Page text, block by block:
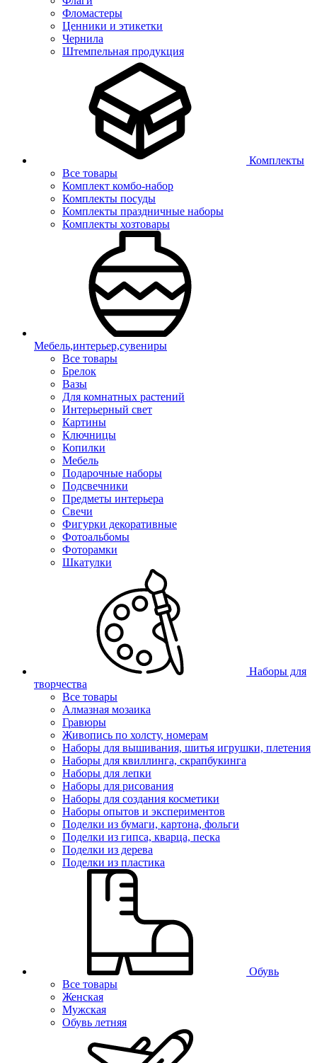
Фломастеры
Ценники и этикетки
Чернила
Штемпельная продукция
Комплекты
Все товары
Комплект комбо-набор
Комплекты посуды
Комплекты праздничные наборы
Комплекты хозтовары
Мебель,интерьер,сувениры
Все товары
Брелок
Вазы
Для комнатных растений
Интерьерный свет
Картины
Ключницы
Копилки
Мебель
Подарочные наборы
Подсвечники
Предметы интерьера
Свечи
Фигурки декоративные
Фотоальбомы
Фоторамки
Шкатулки
Наборы для
творчества
Все товары
Алмазная мозаика
Гравюры
Живопись по холсту, номерам
Наборы для вышивания, шитья игрушки, плетения
Наборы для квиллинга, скрапбукинга
Наборы для лепки
Наборы для рисования
Наборы для создания косметики
Наборы опытов и экспериментов
Поделки из бумаги, картона, фольги
Поделки из гипса, кварца, песка
Поделки из дерева
Поделки из пластика
Обувь
Все товары
Женская
Мужская
Обувь летняя